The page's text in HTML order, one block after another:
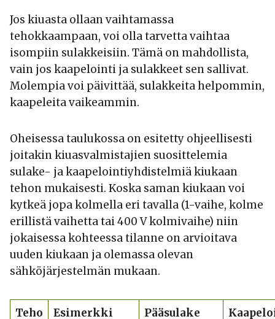
Jos kiuasta ollaan vaihtamassa
tehokkaampaan, voi olla tarvetta vaihtaa
isompiin sulakkeisiin. Tämä on mahdollista,
vain jos kaapelointi ja sulakkeet sen sallivat.
Molempia voi päivittää, sulakkeita helpommin,
kaapeleita vaikeammin.
Oheisessa taulukossa on esitetty ohjeellisesti
joitakin kiuasvalmistajien suosittelemia
sulake- ja kaapelointiyhdistelmiä kiukaan
tehon mukaisesti. Koska saman kiukaan voi
kytkeä jopa kolmella eri tavalla (1-vaihe, kolme
erillistä vaihetta tai 400 V kolmivaihe) niin
jokaisessa kohteessa tilanne on arvioitava
uuden kiukaan ja olemassa olevan
sähköjärjestelmän mukaan.
Teho Esimerkki Pääsulake